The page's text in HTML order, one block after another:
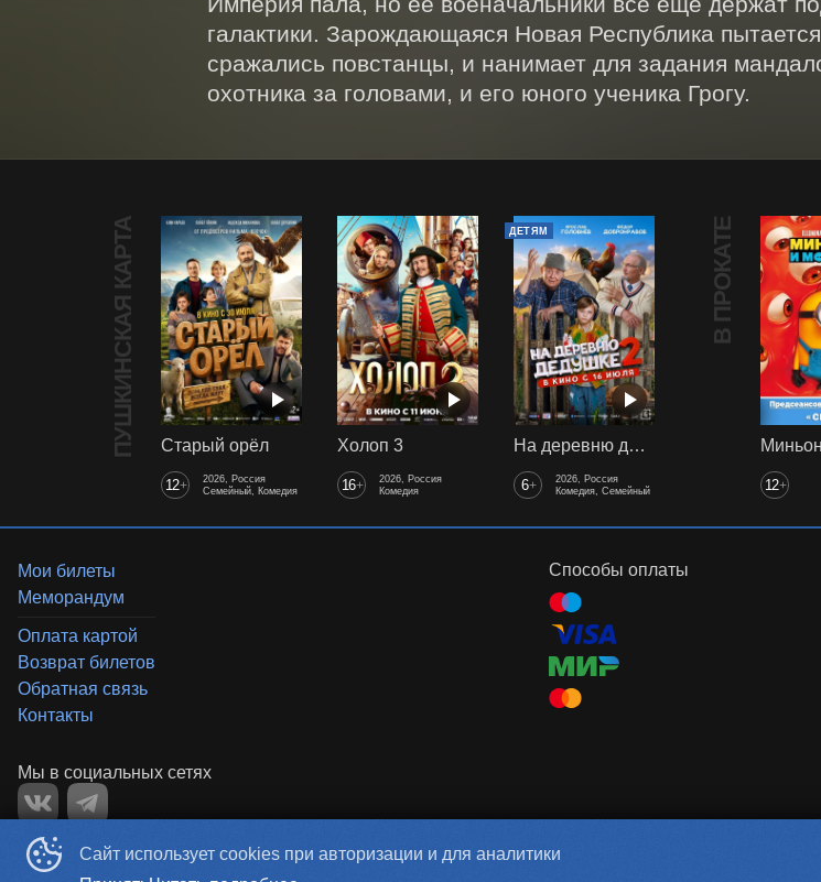
галактики. Зарождающаяся Новая Республика
сражались повстанцы, и нанимает для задания
охотника за головами, и его юного ученика Грогу.
ПУШКИНСКАЯ КАРТА Старый орёл
12+
2026, Россия
Семейный, Комедия
Холоп 3
16+
2026, Россия
Комедия
ДЕТЯМ
На деревню дедушке 2
6+
2026, Россия
Комедия, Семейный
В ПРОКАТЕ
12+
Сайт использует cookies при авторизации и для аналитики
Мои билеты
Меморандум
Оплата картой
Возврат билетов
Обратная связь
Контакты
Способы оплаты
«‎SKYCINEMA»©2019-2026
Powered byp24.app